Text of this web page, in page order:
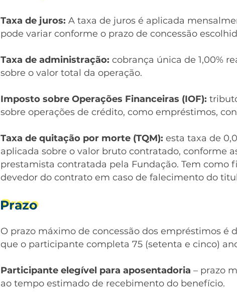
Taxa de juros: A taxa de juros é aplicada
pode variar conforme o prazo de concessão
Taxa de administração: cobrança única de 1,00%
sobre o valor total da operação.
Imposto sobre Operações Financeiras (IOF):
sobre operações de crédito, como empréstimos,
Taxa de quitação por morte (TQM): esta taxa de
aplicada sobre o valor bruto contratado, conforme
prestamista contratada pela Fundação. Tem
devedor do contrato em caso de falecimento do
Prazo
O prazo máximo de concessão dos empréstimos é
que o participante completa 75 (setenta e cinco)
Participante elegível para aposentadoria – prazo
ao tempo estimado de recebimento do benefício.
Prazo